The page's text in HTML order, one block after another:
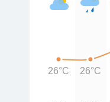
26°C 26°C